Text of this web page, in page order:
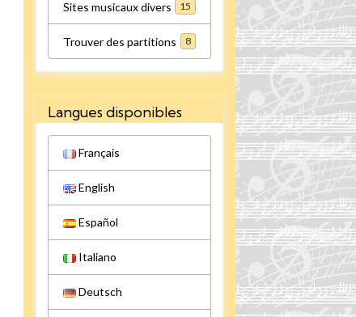
Sites musicaux divers 15
Trouver des partitions 8
Langues disponibles
Français
English
Español
Italiano
Deutsch